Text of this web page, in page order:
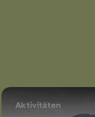
Aktivitäten